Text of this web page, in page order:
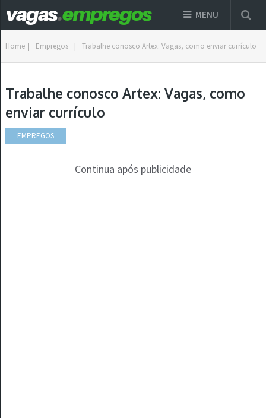
MENU
Home | Empregos | Trabalhe conosco Artex: Vagas, como enviar currículo
Trabalhe conosco Artex: Vagas, como
enviar currículo
EMPREGOS
Continua após publicidade